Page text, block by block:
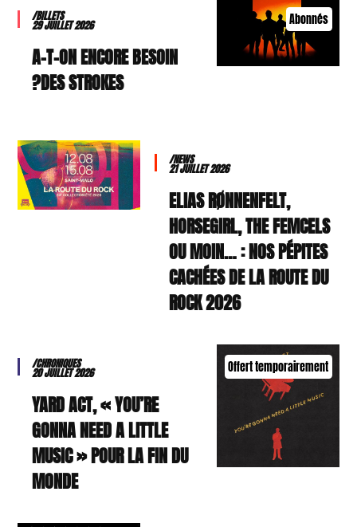
Abonnés
/BILLETS
29 JUILLET 2026
A-T-ON ENCORE BESOIN
DES STROKES?
/NEWS
21 JUILLET 2026
ELIAS RØNNENFELT,
HORSEGIRL, THE FEMCELS
OU MOIN… : NOS PÉPITES
CACHÉES DE LA ROUTE DU
ROCK 2026
Offert temporairement
/CHRONIQUES
20 JUILLET 2026
YARD ACT, « YOU’RE
GONNA NEED A LITTLE
MUSIC » POUR LA FIN DU
MONDE